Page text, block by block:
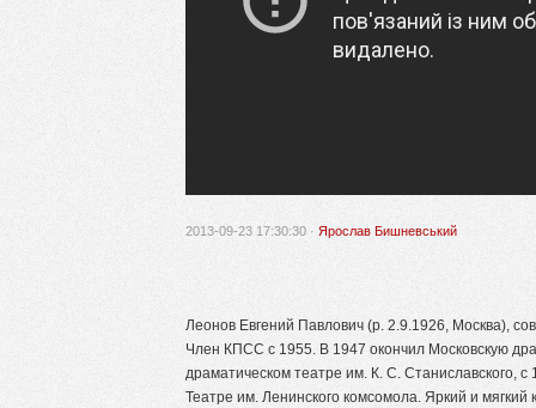
2013-09-23 17:30:30 · Ярослав Бишневський
Леонов Евгений Павлович (р. 2.9.1926, Москва),
Член КПСС с 1955. В 1947 окончил Московскую
драматическом театре им. К. С. Станиславского,
Театре им. Ленинского комсомола. Яркий и